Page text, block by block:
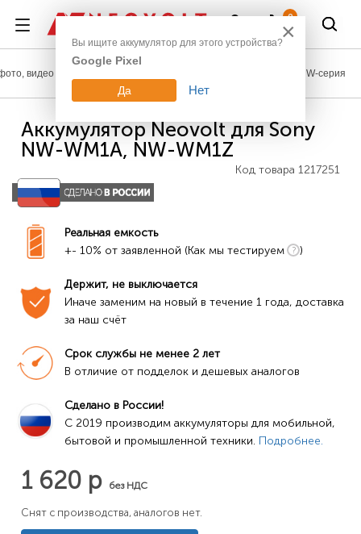
0
видео NW-серия
Аккумулятор Neovolt для Sony
NW-WM1A, NW-WM1Z
Код товара 1217251
Реальная емкость
+- 10% от заявленной (Как мы тестируем
)
Держит, не выключается
Иначе заменим на новый в течение 1 года, доставка
за наш счёт
Срок службы не менее 2 лет
В отличие от подделок и дешевых аналогов
Сделано в России!
C 2019 производим аккумуляторы для мобильной,
бытовой и промышленной техники. Подробнее.
1 620 р без НДС
Снят с производства, аналогов нет.
×
Вы ищите аккумулятор для этого устройства?
Google Pixel
Да Нет